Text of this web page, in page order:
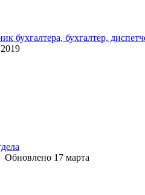
бухгалтера, бухгалтер,
Обновлено 17 марта